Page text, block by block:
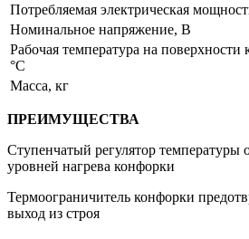
Потребляемая электрическая
Номинальное напряжение, В
Рабочая температура на поверхности
°С
Масса, кг
ПРЕИМУЩЕСТВА
Ступенчатый регулятор температуры
уровней нагрева конфорки
Термоограничитель конфорки
выход из строя